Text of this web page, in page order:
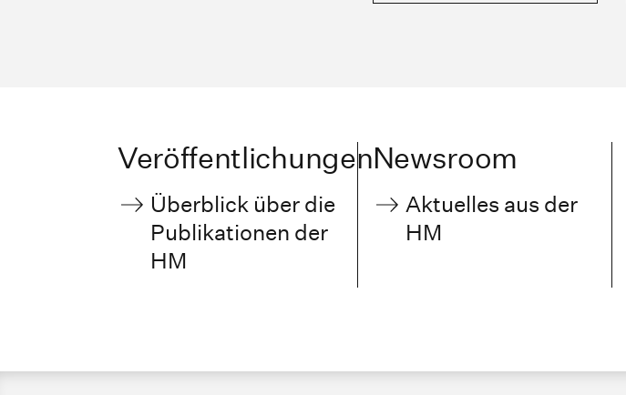
Veröffentlichungen
Überblick über die
Publikationen der
HM
Newsroom
Aktuelles aus der
HM